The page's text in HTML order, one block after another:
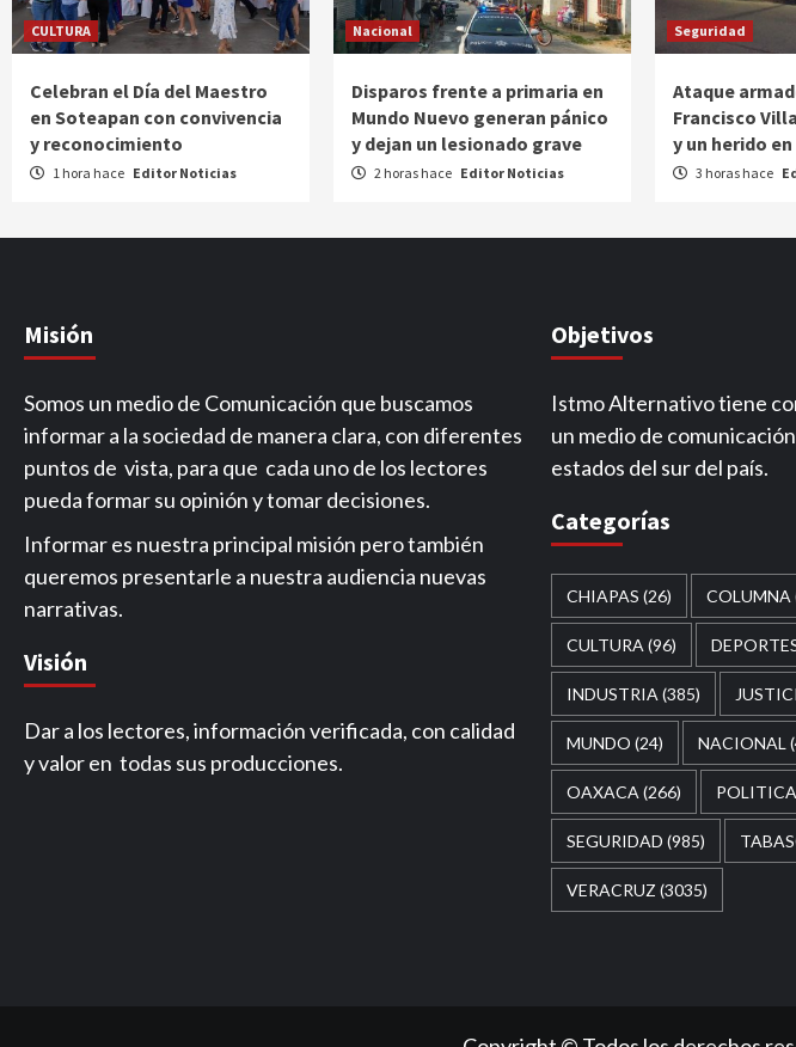
CULTURA
Celebran el Día del Maestro
en Soteapan con convivencia
y reconocimiento
1 hora hace Editor Noticias
Nacional
Disparos frente a primaria en
Mundo Nuevo generan pánico
y dejan un lesionado grave
2 horas hace Editor Noticias
Seguridad
Ataque
Francisco
y un herido
3 horas hace
Misión
Somos un medio de Comunicación que buscamos
informar a la sociedad de manera clara, con diferentes
puntos de vista, para que cada uno de los lectores
pueda formar su opinión y tomar decisiones.
Informar es nuestra principal misión pero también
queremos presentarle a nuestra audiencia nuevas
narrativas.
Visión
Dar a los lectores, información verificada, con calidad
y valor en todas sus producciones.
Objetivos
Istmo Alternativo tiene
un medio de
estados del sur del país.
Categorías
CHIAPAS (26) COLUMNA
CULTURA (96)
INDUSTRIA (385)
MUNDO (24) NACIONAL
OAXACA (266) POLITICA
SEGURIDAD (985)
VERACRUZ (3035)